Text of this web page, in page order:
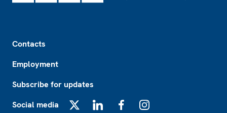
Contacts
Employment
Subscribe for updates
Social media